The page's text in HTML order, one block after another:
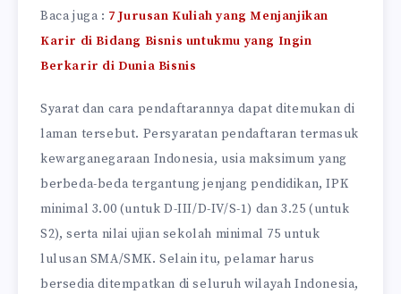
Baca juga : 7 Jurusan Kuliah yang Menjanjikan
Karir di Bidang Bisnis untukmu yang Ingin
Berkarir di Dunia Bisnis
Syarat dan cara pendaftarannya dapat ditemukan di
laman tersebut. Persyaratan pendaftaran termasuk
kewarganegaraan Indonesia, usia maksimum yang
berbeda-beda tergantung jenjang pendidikan, IPK
minimal 3.00 (untuk D-III/D-IV/S-1) dan 3.25 (untuk
S2), serta nilai ujian sekolah minimal 75 untuk
lulusan SMA/SMK. Selain itu, pelamar harus
bersedia ditempatkan di seluruh wilayah Indonesia,